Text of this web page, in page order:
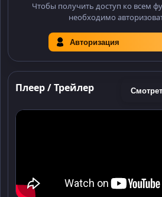
Чтобы получить доступ ко всем
необходимо
Авторизация
Плеер / Трейлер